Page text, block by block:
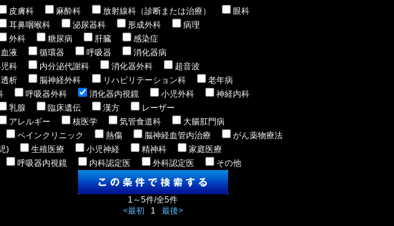
皮膚科 麻酔科 放射線科（診断または治療）
眼科
耳鼻咽喉科 泌尿器科 形成外科
病理
外科 糖尿病 肝臓
感染症
血液 循環器 呼吸器
消化器病
科 内分泌代謝科 消化器外科
超音波
透析 脳神経外科 リハビリテーション科
老年病
呼吸器外科 消化器内視鏡 小児外科
神経内科
乳腺 臨床遺伝 漢方
レーザー
アレルギー 核医学 気管食道科
大腸肛門病
ペインクリニック 熱傷 脳神経血管内治療
がん薬物療法
)
生殖医療 小児神経 精神科
家庭医療
呼吸器内視鏡 内科認定医 外科認定医 その他
1～5件/全5件
<最初
1 最後>